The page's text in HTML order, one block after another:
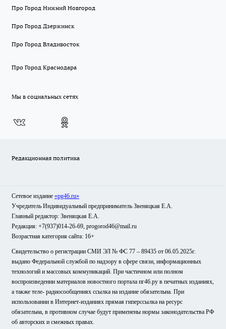
Про Город Нижний Новгород
Про Город Дзержинск
Про Город Владивосток
Про Город Краснодара
Мы в социальных сетях
Редакционная политика
Сетевое издание «pg46.ru»
Учредитель Индивидуальный предприниматель Звеняцкая Е.А.
Главный редактор: Звеняцкая Е.А.
Редакция: +7(937)014-26-69, progorod46@mail.ru
Возрастная категория сайта: 16+
Свидетельство о регистрации СМИ ЭЛ № ФС 77 – 89435 от 06.05.2025г.
выдано Федеральной службой по надзору в сфере связи, информационных
технологий и массовых коммуникаций. При частичном или полном
воспроизведении материалов новостного портала пг46.ру в печатных изданиях,
а также теле- радиосообщениях ссылка на издание обязательна. При
использовании в Интернет-изданиях прямая гиперссылка на ресурс
обязательна, в противном случае будут применены нормы законодательства РФ
об авторских и смежных правах.